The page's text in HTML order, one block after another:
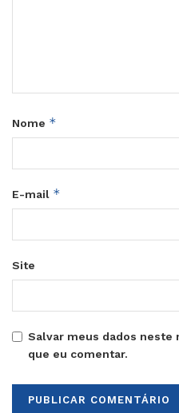
Nome *
E-mail *
Site
Salvar meus dados neste
que eu comentar.